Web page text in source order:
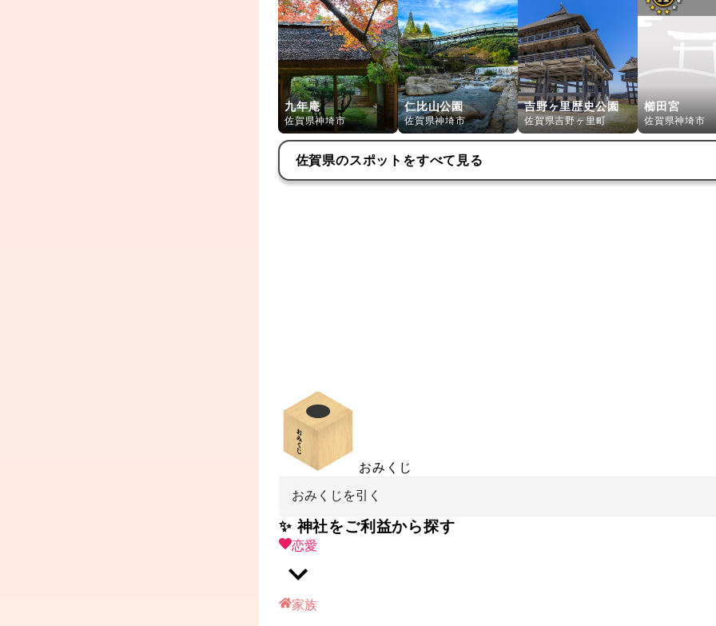
九年庵
佐賀県神埼市
仁比山公園
佐賀県神埼市
吉野ヶ里歴史公園
佐賀県吉野ヶ里町
櫛田宮
佐賀県神埼市
佐賀県のスポットをすべて見る
おみくじ
おみくじを引く
✨ 神社をご利益から探す
恋愛
家族